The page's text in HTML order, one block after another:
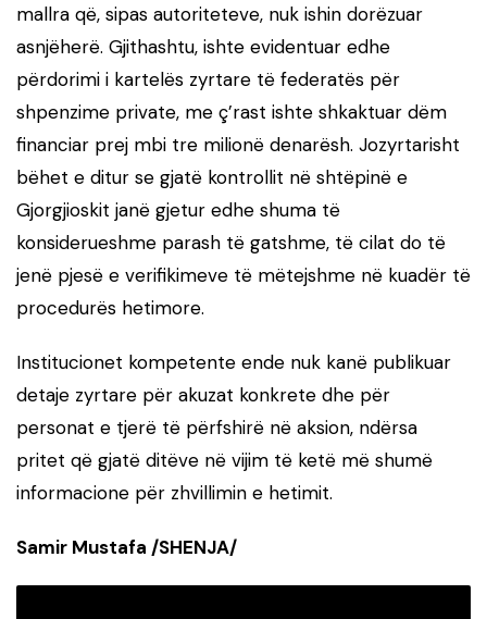
mallra që, sipas autoriteteve, nuk ishin dorëzuar
asnjëherë. Gjithashtu, ishte evidentuar edhe
përdorimi i kartelës zyrtare të federatës për
shpenzime private, me ç’rast ishte shkaktuar dëm
financiar prej mbi tre milionë denarësh. Jozyrtarisht
bëhet e ditur se gjatë kontrollit në shtëpinë e
Gjorgjioskit janë gjetur edhe shuma të
konsiderueshme parash të gatshme, të cilat do të
jenë pjesë e verifikimeve të mëtejshme në kuadër të
procedurës hetimore.
Institucionet kompetente ende nuk kanë publikuar
detaje zyrtare për akuzat konkrete dhe për
personat e tjerë të përfshirë në aksion, ndërsa
pritet që gjatë ditëve në vijim të ketë më shumë
informacione për zhvillimin e hetimit.
Samir Mustafa /SHENJA/